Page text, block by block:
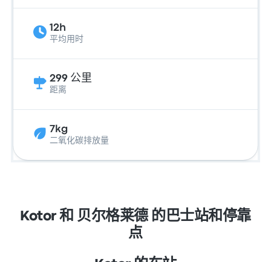
12h
平均用时
299 公里
距离
7kg
二氧化碳排放量
Kotor 和 贝尔格莱德 的巴士站和停靠
点